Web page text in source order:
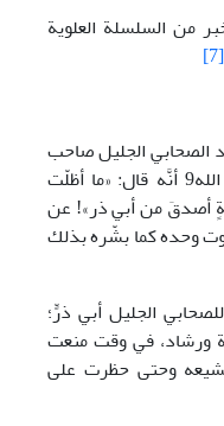
من السلسلة العلوية
[7]
الصحابي الجليل صاحب
أصدق لهجة ... كما روي عن رسول الله9 أنَّه قال: «ما أظلّت
أصدقَ من أبي ذر»! عن
وحده كما بشّره بذلك
الجليل أبي ذرٍّ؛
ورشاد، في وقت منعت
وحتى حظرت على